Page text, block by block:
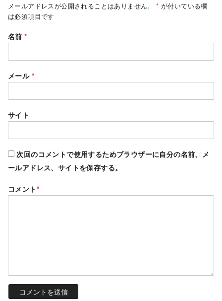
メールアドレスが公開されることはありません。 * が付いている欄
は必須項目です
名前*
メール *
サイト
次回のコメントで使用するためブラウザーに自分の名前、メ
ールアドレス、サイトを保存する。
コメント*